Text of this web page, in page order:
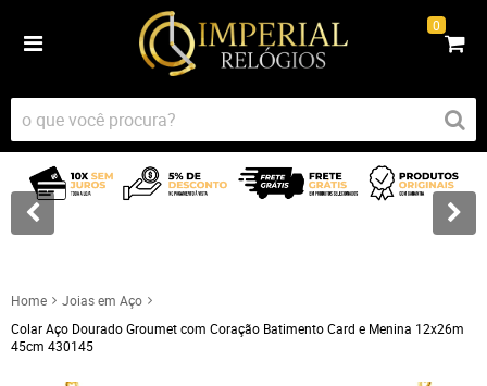
0
Home
Joias em Aço
Colar Aço Dourado Groumet com Coração Batimento Card e Menina 12x26m
45cm 430145